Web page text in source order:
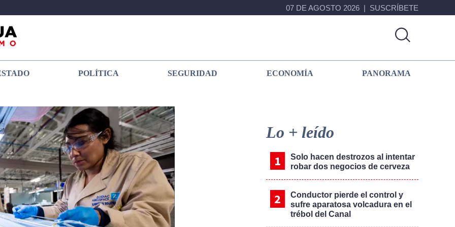
07 DE AGOSTO 2026 SUSCRÍBETE
POLÍTICA SEGURIDAD ECONOMÍA PANORAMA
Sidebar
Lo + leído
Solo hacen destrozos al intentar
robar dos negocios de cerveza
Conductor pierde el control y
sufre aparatosa volcadura en el
trébol del Canal